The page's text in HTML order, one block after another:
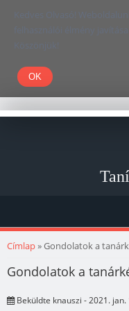
Kedves Olvasó!
felhasználói élmény
Köszönjük!
Jelenlegi hely
Címlap» Gondolatok a
Gondolatok a
Beküldte knauszi - 2021. jan.